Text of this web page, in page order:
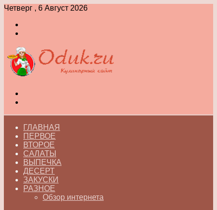
Четверг , 6 Август 2026
ГЛАВНАЯ
ПЕРВОЕ
ВТОРОЕ
САЛАТЫ
ВЫПЕЧКА
ДЕСЕРТ
ЗАКУСКИ
РАЗНОЕ
Обзор интернета